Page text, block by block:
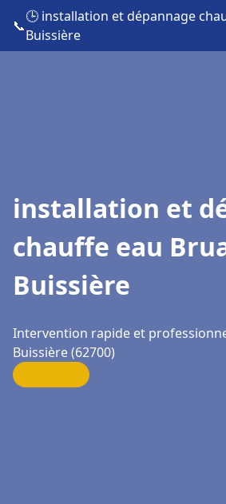
📞
🕒 installation et dépannage
Buissière
installation et
chauffe eau
Buissière
Intervention rapide et
Buissière (62700)